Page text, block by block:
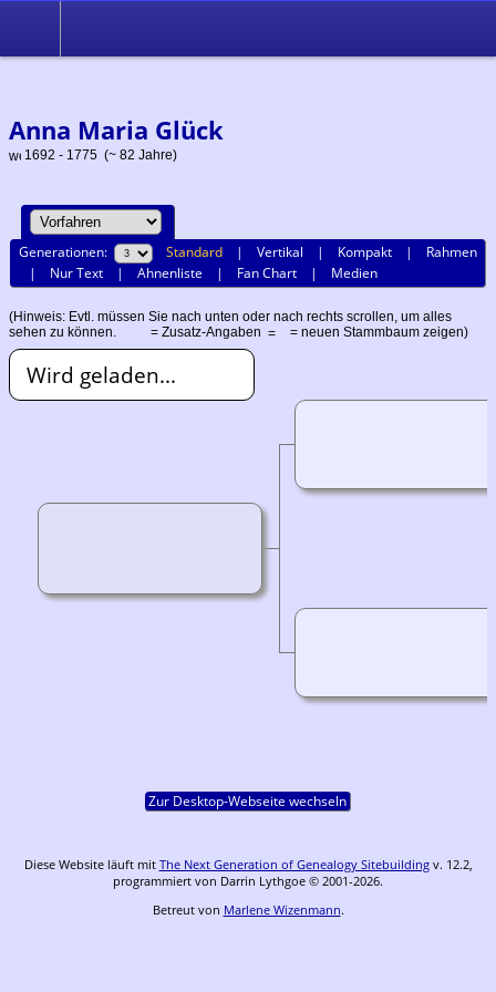
Anna Maria Glück
1692 - 1775 (~ 82 Jahre)
Generationen: Standard |Vertikal | Kompakt | Rahmen
| Nur Text |Ahnenliste | Fan Chart | Medien
(Hinweis: Evtl. müssen Sie nach unten oder nach rechts scrollen, um alles
sehen zu können.
= Zusatz-Angaben = neuen Stammbaum zeigen)
Wird geladen...
Zur Desktop-Webseite wechseln
Diese Website läuft mit The Next Generation of Genealogy Sitebuildingv. 12.2,
programmiert von Darrin Lythgoe © 2001-2026.
Betreut von Marlene Wizenmann.